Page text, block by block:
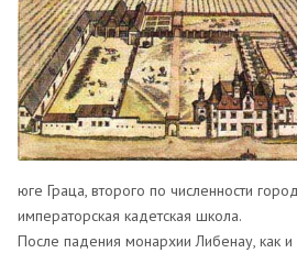
юге Граца, второго по численности
императорская кадетская школа.
После падения монархии Либенау, как